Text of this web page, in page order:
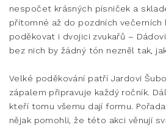
nespočet krásných písniček a
přítomné až do pozdních večerních
poděkovat i dvojici zvukařů –
bez nich by žádný tón nezněl tak,
Velké poděkování patří Jardovi
zápalem připravuje každý ročník.
kteří tomu všemu dají formu.
nějak pomohli, že této akci věnují